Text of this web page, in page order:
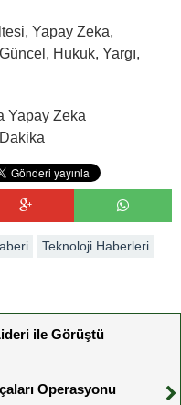
Yapay Zeka,
Hukuk, Yargı,
Yapay Zeka
Teknoloji Haberleri
ile Görüştü
Operasyonu